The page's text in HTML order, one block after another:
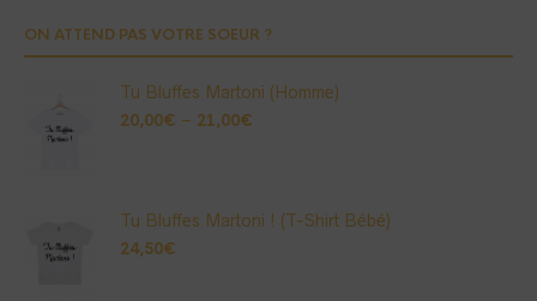
ON ATTEND PAS VOTRE SOEUR ?
Tu Bluffes Martoni (Homme)
20,00€ – 21,00€
Tu Bluffes Martoni ! (T-Shirt Bébé)
24,50€